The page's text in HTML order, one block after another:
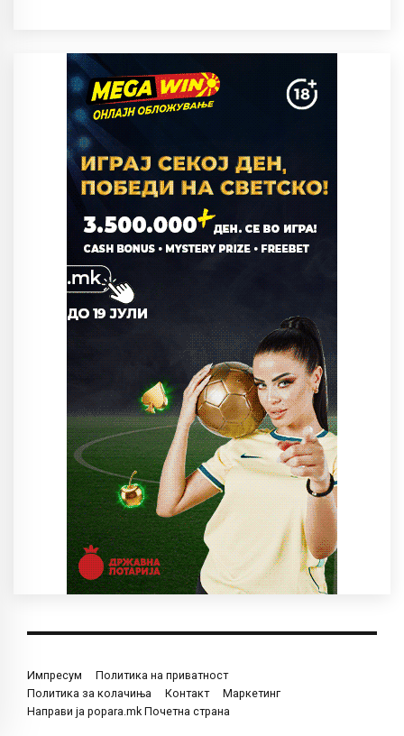
Импресум
Политика на приватност
Политика за колачиња
Контакт
Маркетинг
Направи ја popara.mk Почетна страна